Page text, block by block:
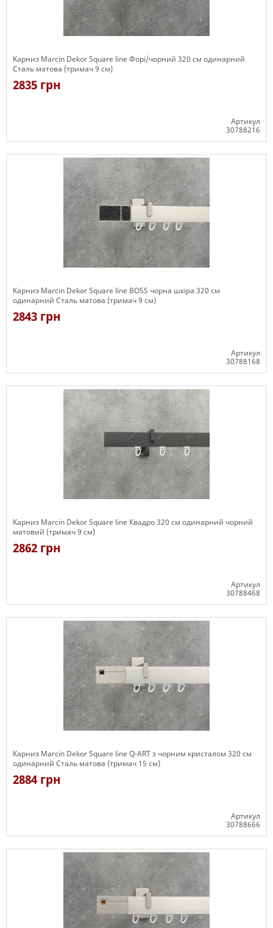
Карниз Marcin Dekor Square line Форі/чорний 320 см одинарний
Сталь матова (тримач 9 см)
2835 грн
Артикул
30788216
Карниз Marcin Dekor Square line BOSS чорна шкіра 320 см
одинарний Сталь матова (тримач 9 см)
2843 грн
Артикул
30788168
Карниз Marcin Dekor Square line Квадро 320 см одинарний чорний
матовий (тримач 9 см)
2862 грн
Артикул
30788468
Карниз Marcin Dekor Square line Q-ART з чорним кристалом 320 см
одинарний Сталь матова (тримач 15 см)
2884 грн
Артикул
30788666